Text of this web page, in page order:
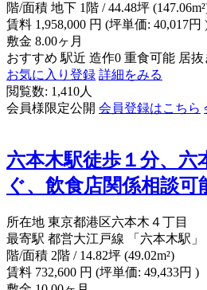
階/面積 地下 1階 / 44.48坪
賃料 1,958,000 円 (坪単価: 40,017円
敷金 8.00ヶ月
おすすめ 駅近 造作0 重食可能 居抜
お気に入り登録 詳細をみる
閲覧数: 1,410人
会員様限定公開 会員登録はこちら
六本木駅徒歩１分、六
ぐ、飲食店関係相談可
所在地 東京都港区六本木４丁目
最寄駅 都営大江戸線 「六本木駅」
階/面積 2階 / 14.82坪 (49.02m²)
賃料 732,600 円 (坪単価: 49,433円 )